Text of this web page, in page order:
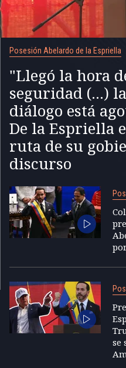
Posesión Abelardo de la Espriella
"Llegó la hora
seguridad (...)
diálogo está
De la Espriella
ruta de su
discurso
se